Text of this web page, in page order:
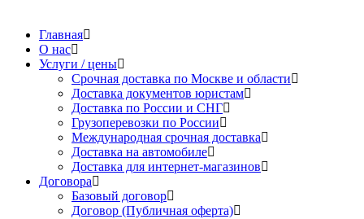
Главная
О нас
Услуги / цены
Срочная доставка по Москве и области
Доставка документов юристам
Доставка по России и СНГ
Грузоперевозки по России
Международная срочная доставка
Доставка на автомобиле
Доставка для интернет-магазинов
Договора
Базовый договор
Договор (Публичная оферта)